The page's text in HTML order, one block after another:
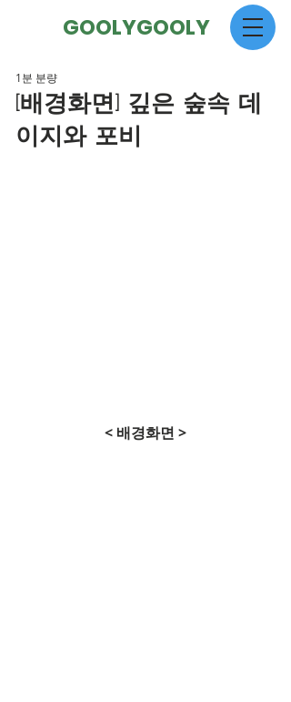
GOOLYGOOLY
[배경화면] 깊은 숲속 데
이지와 포비
1분 분량
< 배경화면 >​​